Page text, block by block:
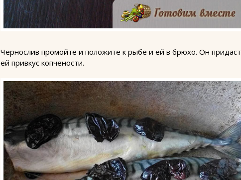
Чернослив промойте и положите к рыбе и ей в брюхо. Он придаст
ей привкус копчености.